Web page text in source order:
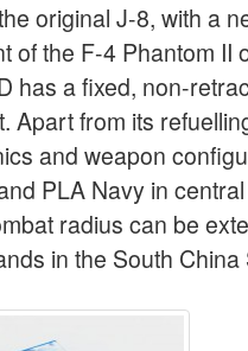
original J-8, with a
of the F-4 Phantom II
has a fixed, non-
Apart from its
and weapon
PLA Navy in
radius can be
in the South China